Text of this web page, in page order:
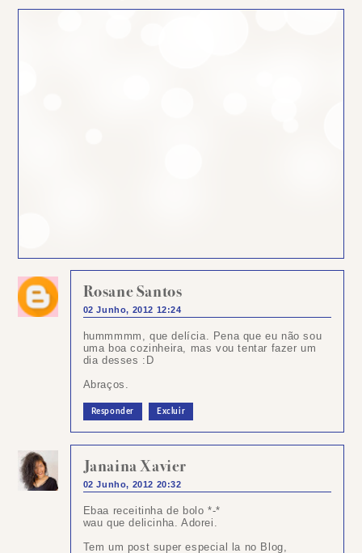
Rosane Santos
02 Junho, 2012 12:24
hummmmm, que delícia. Pena que eu não sou
uma boa cozinheira, mas vou tentar fazer um
dia desses :D
Abraços.
Responder Excluir
Janaina Xavier
02 Junho, 2012 20:32
Ebaa receitinha de bolo *-*
wau que delicinha. Adorei.
Tem um post super especial la no Blog,